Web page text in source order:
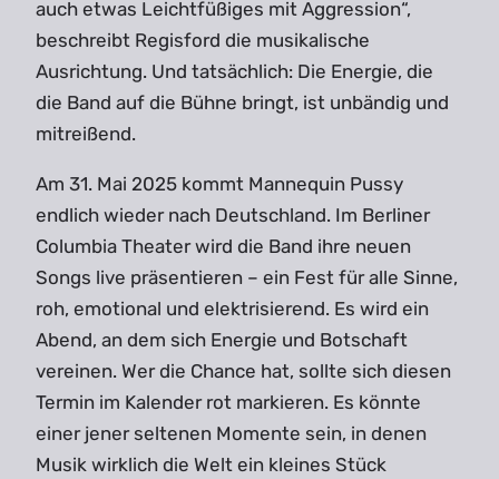
auch etwas Leichtfüßiges mit Aggression“,
beschreibt Regisford die musikalische
Ausrichtung. Und tatsächlich: Die Energie, die
die Band auf die Bühne bringt, ist unbändig und
mitreißend.
Am 31. Mai 2025 kommt Mannequin Pussy
endlich wieder nach Deutschland. Im Berliner
Columbia Theater wird die Band ihre neuen
Songs live präsentieren – ein Fest für alle Sinne,
roh, emotional und elektrisierend. Es wird ein
Abend, an dem sich Energie und Botschaft
vereinen. Wer die Chance hat, sollte sich diesen
Termin im Kalender rot markieren. Es könnte
einer jener seltenen Momente sein, in denen
Musik wirklich die Welt ein kleines Stück